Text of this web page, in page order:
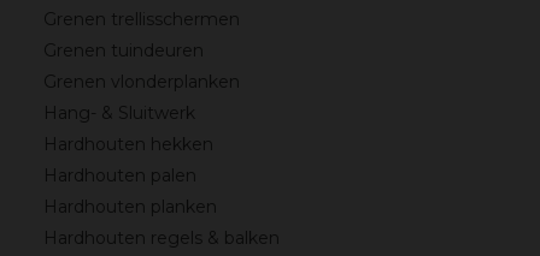
Grenen trellisschermen
Grenen tuindeuren
Grenen vlonderplanken
Hang- & Sluitwerk
Hardhouten hekken
Hardhouten palen
Hardhouten planken
Hardhouten regels & balken